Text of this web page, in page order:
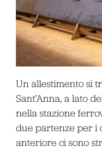
Un allestimento si
Sant’Anna, a lato
nella stazione
due partenze per i
anteriore ci sono